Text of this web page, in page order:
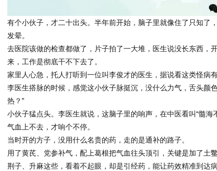
有个小伙子，才二十出头。半年前开始，脑子里就像住了只知了
发晕。
去医院该做的检查都做了，片子拍了一大堆，医生说没长东西，
来，工作是彻底干不下去了。
家里人心急，托人打听到一位叫李俊才的医生，据说看这类怪病
李医生搭脉的时候，感觉这小伙子脉挺沉，没什么力气，舌头颜
热？”
小伙子猛点头。李医生就说，这脑子里的响声，在中医看叫“髓
气血上不去，才响个不停。
当时开的方子，没用什么名贵的药，走的是通补的路子。
用了黄芪、党参补气，配上葛根把气血往头顶引，关键是加了
荆子、升麻这些，看着不起眼，却是引经药，能让药效精准到达